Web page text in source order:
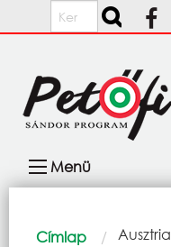
Ugrás a tartalomra
Keresés
navigáció
Menü
Morzsa
Címlap Current:
Ausztria